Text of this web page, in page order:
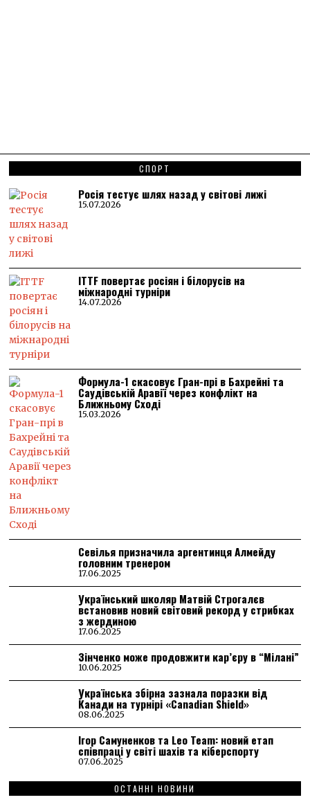
СПОРТ
Росія тестує шлях назад у світові лижі
15.07.2026
ITTF повертає росіян і білорусів на
міжнародні турніри
14.07.2026
Формула-1 скасовує Гран-прі в Бахрейні та
Саудівській Аравії через конфлікт на
Ближньому Сході
15.03.2026
Севілья призначила аргентинця Алмейду
головним тренером
17.06.2025
Український школяр Матвій Строгалєв
встановив новий світовий рекорд у стрибках
з жердиною
17.06.2025
Зінченко може продовжити кар’єру в “Мілані”
10.06.2025
Українська збірна зазнала поразки від
Канади на турнірі «Canadian Shield»
08.06.2025
Ігор Самуненков та Leo Team: новий етап
співпраці у світі шахів та кіберспорту
07.06.2025
ОСТАННІ НОВИНИ